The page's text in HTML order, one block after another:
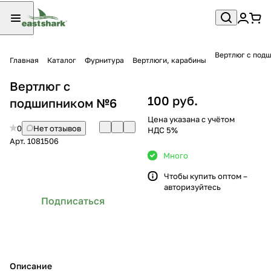
Главная Каталог Фурнитура Вертлюги, карабины
Вертлюг c
Вертлюг c
подшипником №6
0
Нет отзывов
Арт. 1081506
Подписаться
Описание
100 руб.
Цена указана с учётом
НДС 5%
Много
Чтобы купить оптом –
авторизуйтесь